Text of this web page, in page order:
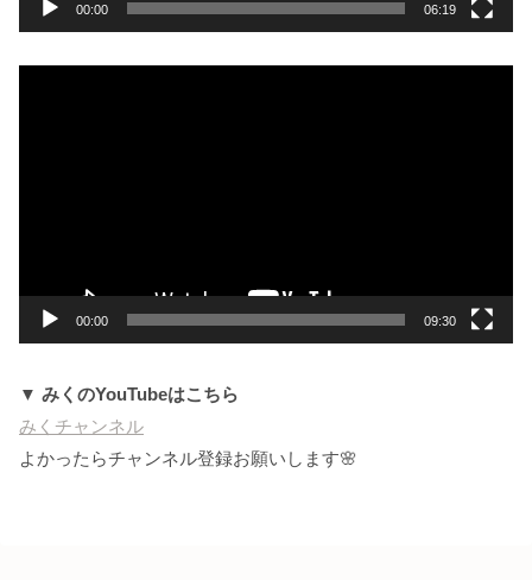
00:00 06:19
00:00 09:30
▼ みくのYouTubeはこちら
みくチャンネル
よかったらチャンネル登録お願いします🌸